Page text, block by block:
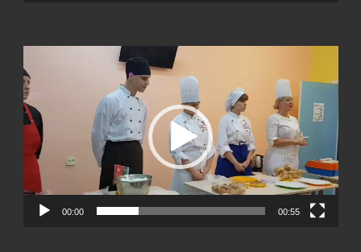
00:00 00:55